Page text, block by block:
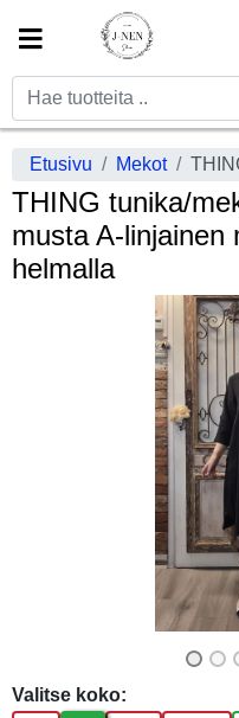
Etusivu Mekot
THING tunika/
musta A-linjainen
helmalla
Valitse koko: